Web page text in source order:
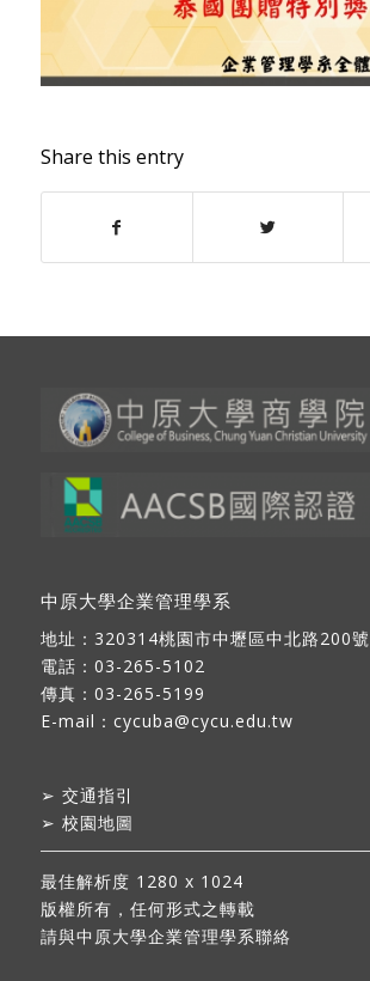
Share this entry
中原大學企業管理學系
地址： 320314桃園市中壢區中北路200號
電話：03-265-5102
傳真：03-265-5199
E-mail： cycuba@cycu.edu.tw
➢ 交通指引
➢ 校園地圖
最佳解析度 1280 x 1024
版權所有，任何形式之轉載
請與中原大學企業管理學系聯絡